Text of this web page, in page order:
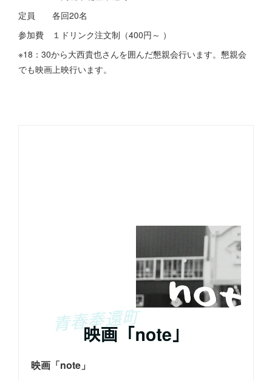
定員 各回20名
参加費 １ドリンク注文制（400円～ ）
※18：30から大西貴也さんを囲んだ懇親会行います。懇親会
でも映画上映行います。
映画「note」